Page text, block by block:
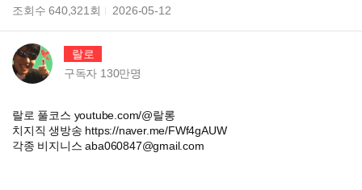
조회수640,321 회 2026-05-12
랄로
구독자 130만명
랄로 풀코스 youtube.com/@랄롱
치지직 생방송 https://naver.me/FWf4gAUW
각종 비지니스 aba060847@gmail.com